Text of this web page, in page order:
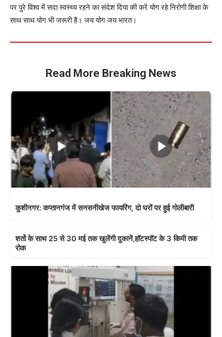
पर पुरे विश्व में सदा स्वस्थ्य रहने का संदेश दिया की करें योग रहे निरोगी शिक्षा के
साथ साथ योग भी जरूरी है। जय योग जय भारत।
Read More Breaking News
कुशीनगर: कप्तानगंज में सनसनीखेज फायरिंग, दो घरों पर हुई गोलीबारी
शर्तो के साथ 25 से 30 मई तक खुलेंगी दुकानें,हॉटस्पॉट के 3 किमी तक
रोक